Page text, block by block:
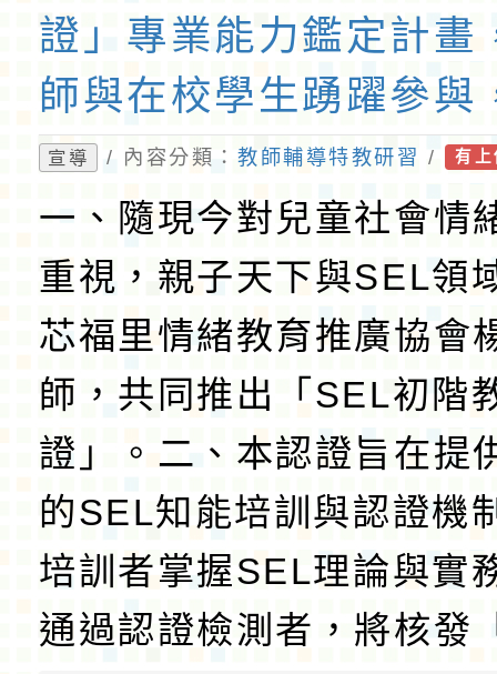
證」專業能力鑑定計畫
師與在校學生踴躍參與
教育實務職能，請 查照
宣導 / 內容分類：教師輔導特教研習 / 有
一、隨現今對兒童社會情
重視，親子天下與SEL領
芯福里情緒教育推廣協會
師，共同推出「SEL初階
證」。二、本認證旨在提
的SEL知能培訓與認證機
培訓者掌握SEL理論與實
通過認證檢測者，將核發